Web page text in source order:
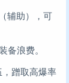
辅助），可
备浪费。
，蹭取高爆率